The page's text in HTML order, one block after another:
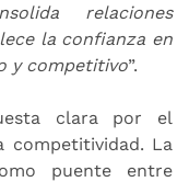
relaciones
la confianza en
y competitivo”.
clara por el
competitividad. La
puente entre